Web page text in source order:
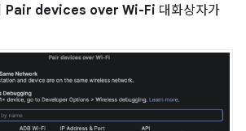
Pair devices over Wi-Fi 대화상자가